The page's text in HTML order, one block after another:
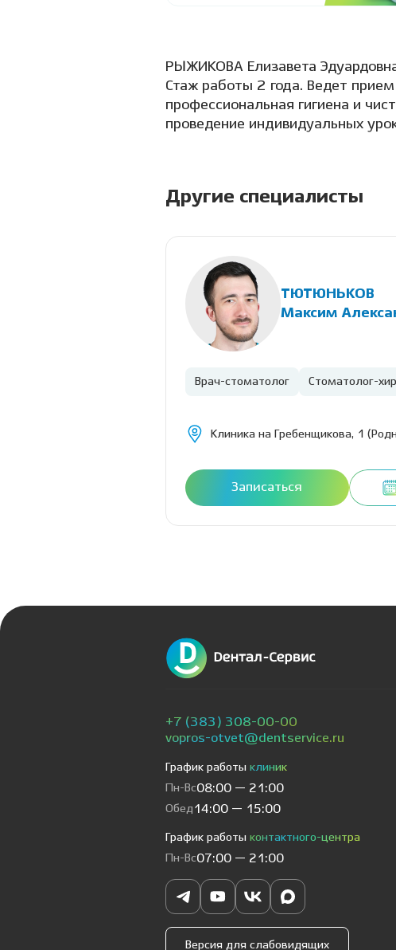
РЫЖИКОВА Елизавета
Стаж работы 2 года. Ведет
профессиональная гигиена и
проведение индивидуальных
Другие специалисты
ТЮТЮНЬКОВ
Максим
Врач-стоматолог Стоматолог-
Клиника на Гребенщикова, 1
Записаться
+7 (383) 308-00-00
vopros-otvet@dentservice.ru
График работы клиник
Пн-Вс08:00 — 21:00
Обед 14:00 — 15:00
График работы контактного-центра
Пн-Вс07:00 — 21:00
Версия для слабовидящих